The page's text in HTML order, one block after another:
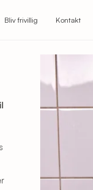
Bliv frivillig Kontakt